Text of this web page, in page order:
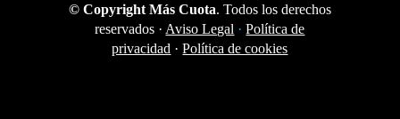
© Copyright Más Cuota. Todos los derechos
reservados · Aviso Legal · Política de
privacidad ·Política de cookies